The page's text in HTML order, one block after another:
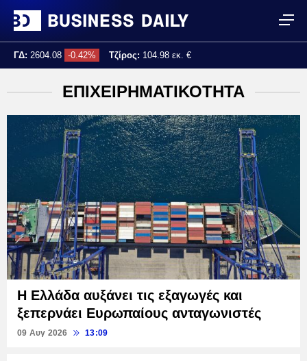
ΓΔ: 2604.08 -0.42% Τζίρος: 104.98 εκ. €
ΕΠΙΧΕΙΡΗΜΑΤΙΚΟΤΗΤΑ
Η Ελλάδα αυξάνει τις εξαγωγές και
ξεπερνάει Ευρωπαίους ανταγωνιστές
09 Αυγ 2026 13:09